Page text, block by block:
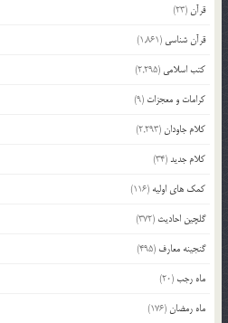
قرآن(23)
قرآن شناسی (1,861)
کتب اسلامی (2,295)
کرامات و معجزات (9)
کلام جاودان(2,293)
کلام جدید(34)
کمک های اولیه (116)
گلچین احادیث (372)
گنجینه معارف (495)
ماه رجب(20)
ماه رمضان(176)